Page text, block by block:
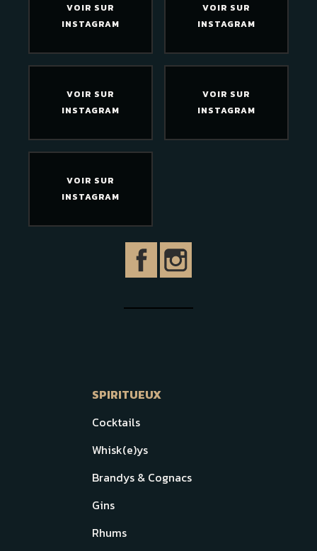
VOIR SUR
INSTAGRAM
VOIR SUR
INSTAGRAM
VOIR SUR
INSTAGRAM
VOIR SUR
INSTAGRAM
VOIR SUR
INSTAGRAM
SPIRITUEUX
Cocktails
Whisk(e)ys
Brandys & Cognacs
Gins
Rhums